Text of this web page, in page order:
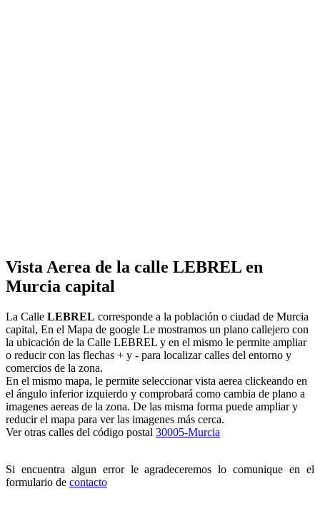
Vista Aerea de la calle LEBREL en
Murcia capital
La Calle LEBREL corresponde a la población o ciudad de Murcia
capital, En el Mapa de google Le mostramos un plano callejero con
la ubicación de la Calle LEBREL y en el mismo le permite ampliar
o reducir con las flechas + y - para localizar calles del entorno y
comercios de la zona.
En el mismo mapa, le permite seleccionar vista aerea clickeando en
el ángulo inferior izquierdo y comprobará como cambia de plano a
imagenes aereas de la zona. De las misma forma puede ampliar y
reducir el mapa para ver las imagenes más cerca.
Ver otras calles del código postal 30005-Murcia
Si encuentra algun error le agradeceremos lo comunique en el
formulario de contacto